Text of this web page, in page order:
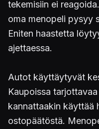
tekemisiin ei
oma menopeli pysyy
Eniten haastetta
ajettaessa.
Autot käyttäytyvät
Kaupoissa
kannattaakin käyttää
ostopäätöstä.